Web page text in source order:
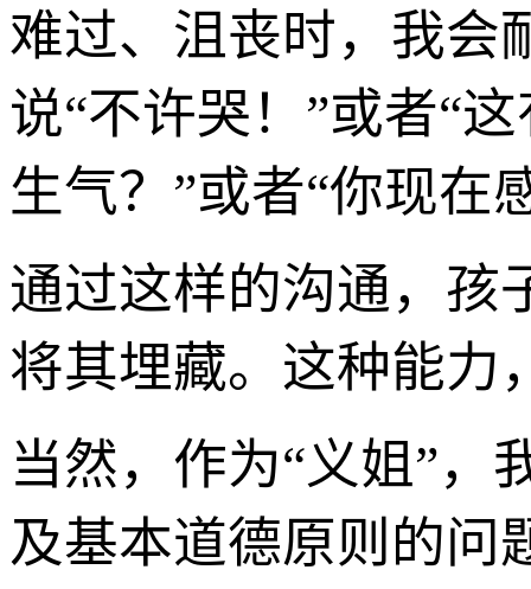
难过、沮丧时，我会
说“不许哭！”或者“
生气？”或者“你现在
通过这样的沟通，孩
将其埋藏。这种能力
当然，作为“义姐”，
及基本道德原则的问